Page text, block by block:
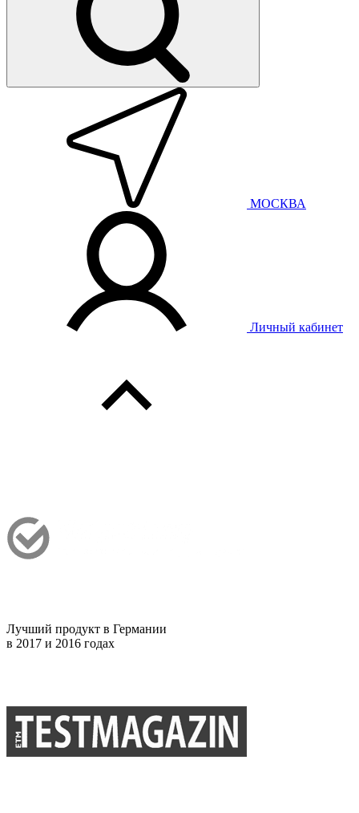
МОСКВА
Личный кабинет
Лучший продукт в Германии
в 2017 и 2016 годах